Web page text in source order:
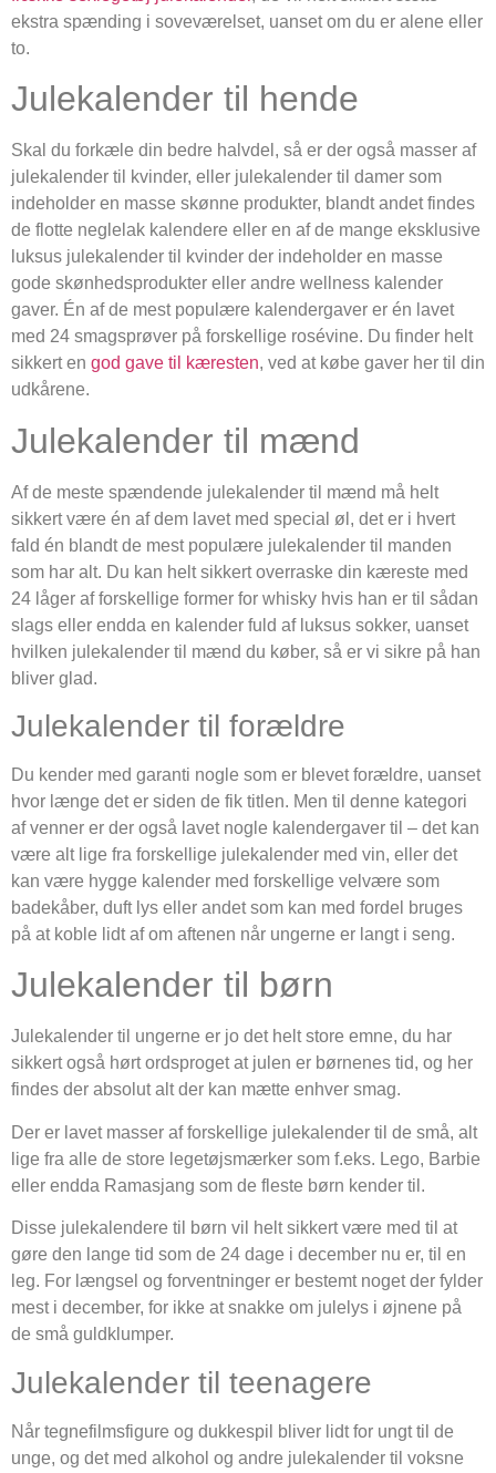
ekstra spænding i soveværelset, uanset om du er alene eller
to.
Julekalender til hende
Skal du forkæle din bedre halvdel, så er der også masser af
julekalender til kvinder, eller julekalender til damer som
indeholder en masse skønne produkter, blandt andet findes
de flotte neglelak kalendere eller en af de mange eksklusive
luksus julekalender til kvinder der indeholder en masse
gode skønhedsprodukter eller andre wellness kalender
gaver. Én af de mest populære kalendergaver er én lavet
med 24 smagsprøver på forskellige rosévine. Du finder helt
sikkert en god gave til kæresten, ved at købe gaver her til din
udkårene.
Julekalender til mænd
Af de meste spændende julekalender til mænd må helt
sikkert være én af dem lavet med special øl, det er i hvert
fald én blandt de mest populære julekalender til manden
som har alt. Du kan helt sikkert overraske din kæreste med
24 låger af forskellige former for whisky hvis han er til sådan
slags eller endda en kalender fuld af luksus sokker, uanset
hvilken julekalender til mænd du køber, så er vi sikre på han
bliver glad.
Julekalender til forældre
Du kender med garanti nogle som er blevet forældre, uanset
hvor længe det er siden de fik titlen. Men til denne kategori
af venner er der også lavet nogle kalendergaver til – det kan
være alt lige fra forskellige julekalender med vin, eller det
kan være hygge kalender med forskellige velvære som
badekåber, duft lys eller andet som kan med fordel bruges
på at koble lidt af om aftenen når ungerne er langt i seng.
Julekalender til børn
Julekalender til ungerne er jo det helt store emne, du har
sikkert også hørt ordsproget at julen er børnenes tid, og her
findes der absolut alt der kan mætte enhver smag.
Der er lavet masser af forskellige julekalender til de små, alt
lige fra alle de store legetøjsmærker som f.eks. Lego, Barbie
eller endda Ramasjang som de fleste børn kender til.
Disse julekalendere til børn vil helt sikkert være med til at
gøre den lange tid som de 24 dage i december nu er, til en
leg. For længsel og forventninger er bestemt noget der fylder
mest i december, for ikke at snakke om julelys i øjnene på
de små guldklumper.
Julekalender til teenagere
Når tegnefilmsfigure og dukkespil bliver lidt for ungt til de
unge, og det med alkohol og andre julekalender til voksne